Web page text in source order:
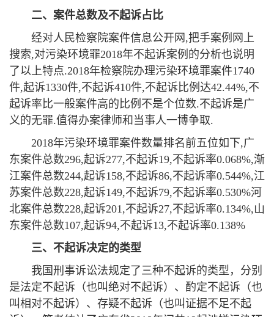
二、 案件总数及不起诉占比
经对人民检察院案件信息公开网,把手案例网上
搜索,对污染环境罪2018年不起诉案例的分析也说明
了以上特点.2018年检察院办理污染环境罪案件1740
件,起诉1330件,不起诉410件,不起诉比例达42.44%,不
起诉率比一般案件高的比例不是个位数.不起诉是广
义的无罪.值得办案律师和当事人一博争取.
2018年污染环境罪案件数量排名前五位如下,广
东案件总数296,起诉277,不起诉19,不起诉率0.068%,渐
江案件总数244,起诉158,不起诉86,不起诉率0.544%,江
苏案件总数228,起诉149,不起诉79,不起诉率0.530%河
北案件总数228,起诉201,不起诉27,不起诉率0.134%,山
东案件总数107,起诉94,不起诉13,不起诉率0.138%
三、 不起诉决定的类型
我国刑事诉讼法规定了三种不起诉的类型，分别
是法定不起诉（也叫绝对不起诉）、酌定不起诉（也
叫相对不起诉）、存疑不起诉（也叫证据不足不起